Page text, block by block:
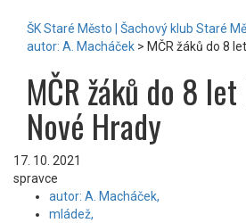
ŠK Staré Město | Šachový klub Staré
autor: A. Macháček > MČR žáků do 8
MČR žáků do 8
Nové Hrady
17. 10. 2021
spravce
autor: A. Macháček,
mládež,